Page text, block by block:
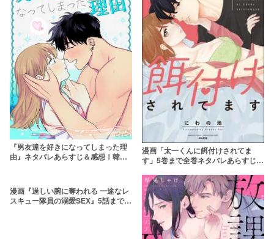
『男友達を好きになってしまった理
由』ネタバレあらすじ＆感想！韓国
漫画「太一くんに餌付けされてま
す」5巻まで全巻ネタバレあらすじ＆
ーリー
漫画『逞しい腕に奪われる 一途なレ
スキュー隊員の溺愛SEX』5話までネ